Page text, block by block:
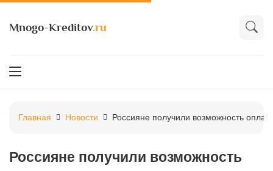
Mnogo-Kreditov.ru
Главная Новости Россияне получили возможность
Россияне получили возможность